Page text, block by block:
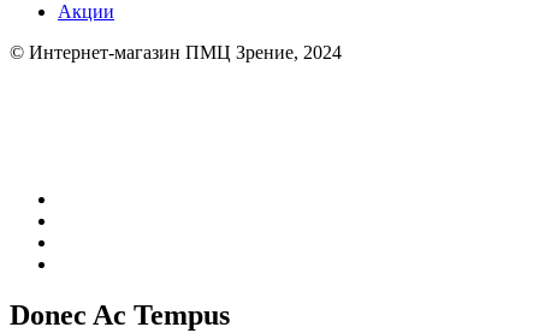
Акции
© Интернет-магазин ПМЦ Зрение, 2024
Donec Ac Tempus